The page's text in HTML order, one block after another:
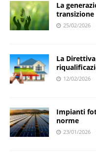
La
transizione
25/02/2026
La Direttiva
12/02/2026
Impianti
norme
23/01/2026